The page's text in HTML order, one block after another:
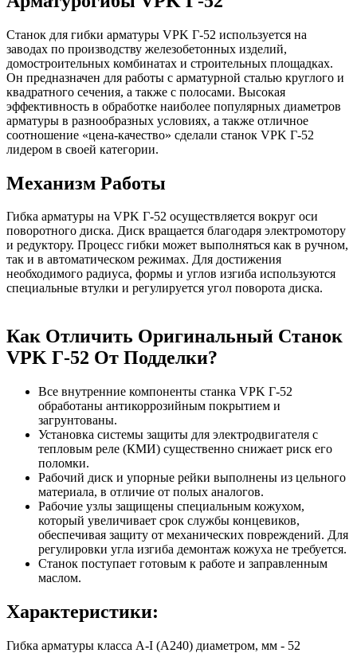
Станок для гибки арматуры VPK Г-52 используется на
заводах по производству железобетонных изделий,
домостроительных комбинатах и строительных площадках.
Он предназначен для работы с арматурной сталью круглого и
квадратного сечения, а также с полосами. Высокая
эффективность в обработке наиболее популярных диаметров
арматуры в разнообразных условиях, а также отличное
соотношение «цена-качество» сделали станок VPK Г-52
лидером в своей категории.
Механизм Работы
Гибка арматуры на VPK Г-52 осуществляется вокруг оси
поворотного диска. Диск вращается благодаря электромотору
и редуктору. Процесс гибки может выполняться как в ручном,
так и в автоматическом режимах. Для достижения
необходимого радиуса, формы и углов изгиба используются
специальные втулки и регулируется угол поворота диска.
Как Отличить Оригинальный Станок
VPK Г-52 От Подделки?
Все внутренние компоненты станка VPK Г-52
обработаны антикоррозийным покрытием и
загрунтованы.
Установка системы защиты для электродвигателя с
тепловым реле (КМИ) существенно снижает риск его
поломки.
Рабочий диск и упорные рейки выполнены из цельного
материала, в отличие от полых аналогов.
Рабочие узлы защищены специальным кожухом,
который увеличивает срок службы концевиков,
обеспечивая защиту от механических повреждений. Для
регулировки угла изгиба демонтаж кожуха не требуется.
Станок поступает готовым к работе и заправленным
маслом.
Характеристики:
Гибка арматуры класса А-I (А240) диаметром, мм - 52